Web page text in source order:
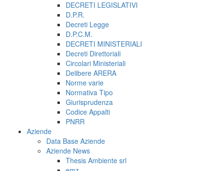
DECRETI LEGISLATIVI
D.P.R.
Decreti Legge
D.P.C.M.
DECRETI MINISTERIALI
Decreti Direttoriali
Circolari Ministeriali
Delibere ARERA
Norme varie
Normativa Tipo
Giurisprudenza
Codice Appalti
PNRR
Aziende
Data Base Aziende
Aziende News
Thesis Ambiente srl